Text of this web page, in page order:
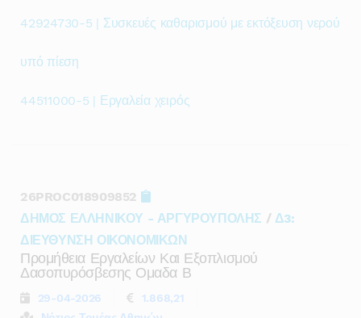
42924730-5 | Συσκευές καθαρισμού με εκτόξευση νερού
υπό πίεση
44511000-5 | Εργαλεία χειρός
26PROC018909852
ΔΗΜΟΣ ΕΛΛΗΝΙΚΟΥ - ΑΡΓΥΡΟΥΠΟΛΗΣ / Δ3:
ΔΙΕΥΘΥΝΣΗ ΟΙΚΟΝΟΜΙΚΩΝ
Προμήθεια Εργαλείων Και Εξοπλισμού
Δασοπυρόσβεσης Ομαδα Β
29-04-2026
1.868,21